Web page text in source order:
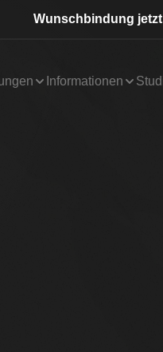
Wunschbindung
Informationen